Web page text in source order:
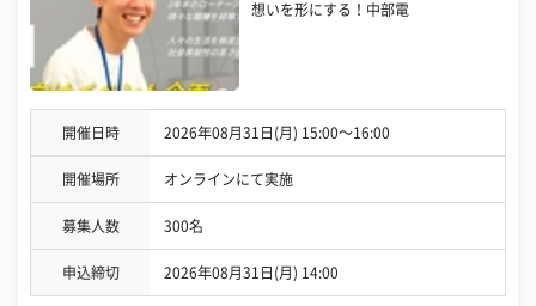
想いを形にする！中部電
開催日時 2026年08月31日(月) 15:00〜16:00
開催場所 オンラインにて実施
募集人数 300名
申込締切 2026年08月31日(月) 14:00